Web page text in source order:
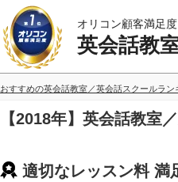
オリコン顧客満足
英会話教
おすすめの英会話教室／英会話スクールラン
【2018年】英会話教室
適切なレッスン料 満